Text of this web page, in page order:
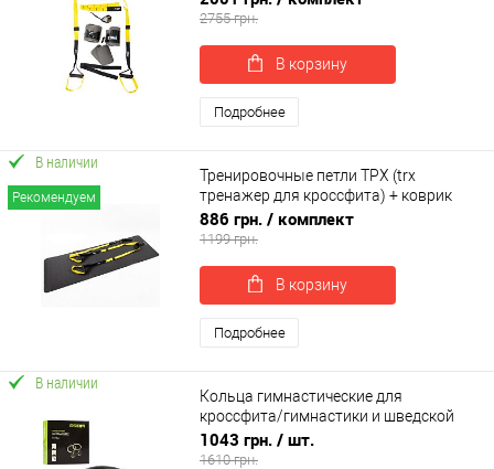
OSPORT Set 53 (n-0083)
2755 грн.
В корзину
Подробнее
Рекомендуем
В наличии
Тренировочные петли ТРХ (trx
тренажер для кроссфита) + коврик
для йоги и фитнеса OSPORT Set 56 (n-
0086)
886 грн. / комплект
1199 грн.
В корзину
Подробнее
В наличии
Кольца гимнастические для
кроссфита/гимнастики и шведской
стенки с регулировкой пластмассовые
Profi (MS 1553)
1043 грн. / шт.
1610 грн.